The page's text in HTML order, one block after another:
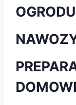
OGRODU